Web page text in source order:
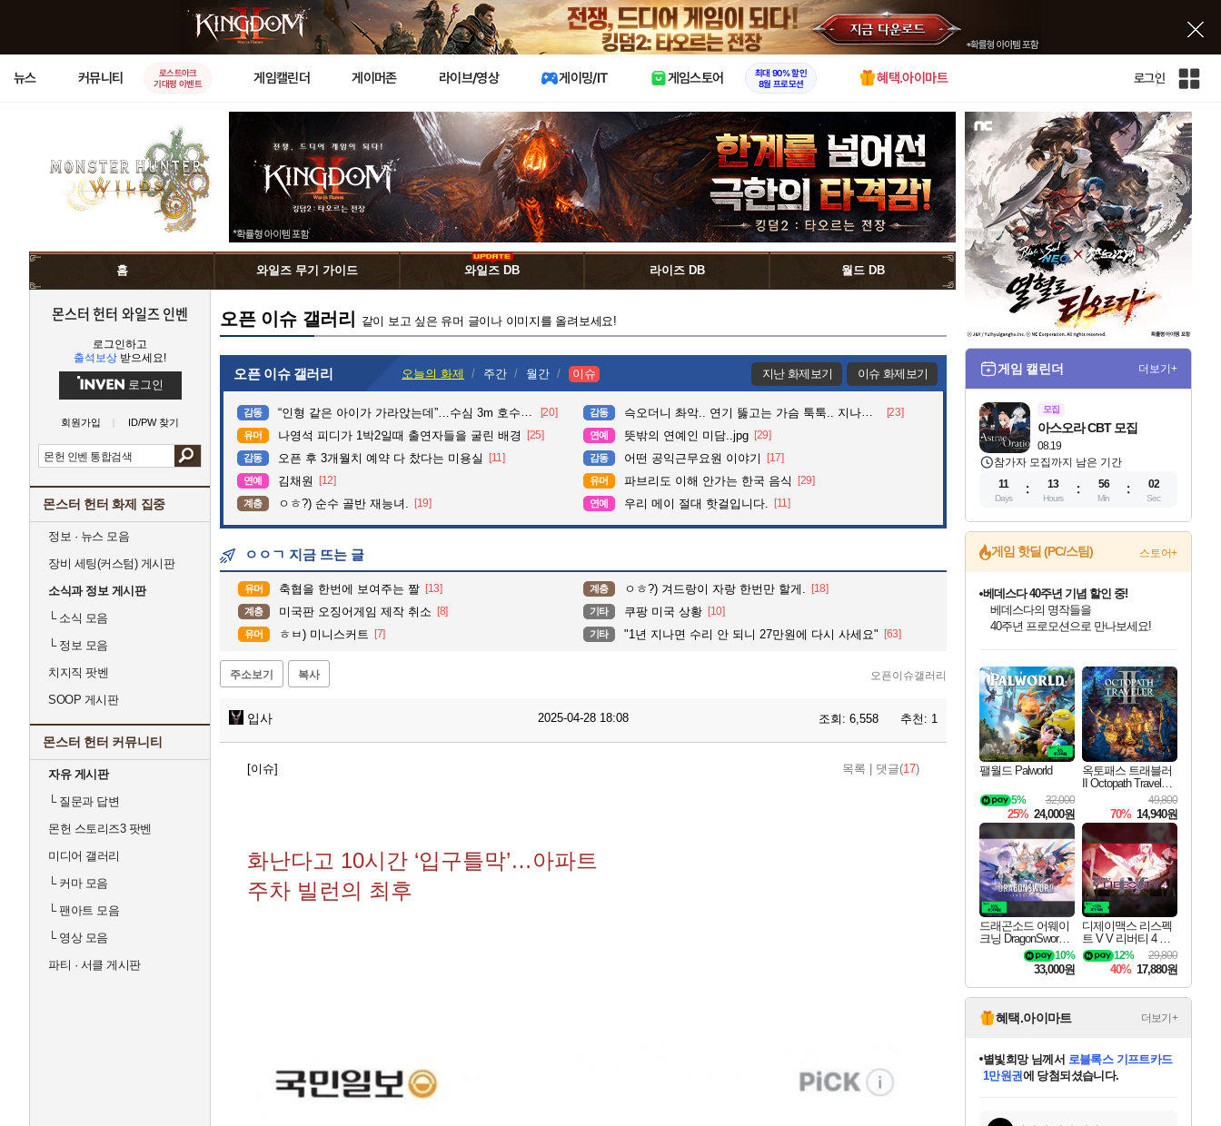
X
뉴스 커뮤니티
로스트아크
기대평 이벤트
게임캘린더 게이머존 라이브/영상 게이밍/IT 게임스토어
최대 90% 할인
8월 프로모션
혜택.아이마트 로그인
인
전
체
사
이
트
홈 와일즈 무기 가이드 와일즈 DB 라이즈 DB 월드 DB
몬스터 헌터 와일즈 인벤
로그인하고
출석보상 받으세요!
로그인
회원가입 ID/PW 찾기
몬스터 헌터 화제 집중
정보 · 뉴스 모음
장비 세팅(커스텀) 게시판
소식과 정보 게시판
└소식 모음
└정보 모음
치지직 팟벤
SOOP 게시판
몬스터 헌터 커뮤니티
자유 게시판
└질문과 답변
몬헌 스토리즈3 팟벤
미디어 갤러리
└커마 모음
└팬아트 모음
└영상 모음
파티 · 서클 게시판
오픈 이슈 갤러리 같이 보고 싶은 유머 글이나 이미지를 올려보세요!
오픈 이슈 갤러리 오늘의 화제 주간 월간 이슈 지난 화제보기 이슈 화제보기
감동 “인형 같은 아이가 가라앉는데”…수심 3m 호수 뛰어든 60대 의인 [20] 감동 슥오더니 촤악.. 연기 뚫고는 가슴 툭툭.. 지나가던 아재의 정체 [23]
유머 나영석 피디가 1박2일때 출연자들을 굴린 배경 [25] 연예 뜻밖의 연예인 미담..jpg [29]
감동 오픈 후 3개월치 예약 다 찼다는 미용실 [11] 감동 어떤 공익근무요원 이야기 [17]
연예 김채원 [12] 유머 파브리도 이해 안가는 한국 음식 [29]
계층 ㅇㅎ?) 순수 골반 재능녀. [19] 연예 우리 메이 절대 핫걸입니다. [11]
ㅇㅇㄱ 지금 뜨는 글
유머 축협을 한번에 보여주는 짤 [13] 계층 ㅇㅎ?) 겨드랑이 자랑 한번만 할게. [18]
계층 미국판 오징어게임 제작 취소 [8] 기타 쿠팡 미국 상황 [10]
유머 ㅎㅂ) 미니스커트 [7] 기타 "1년 지나면 수리 안 되니 27만원에 다시 사세요" [63]
주소보기 복사 오픈이슈갤러리
입사 2025-04-28 18:08 조회: 6,558 추천: 1
[이슈] 목록 댓글(17)
화난다고 10시간 ‘입구틀막’…아파트
주차 빌런의 최후
게임 캘린더 더보기+
모집
08.19
아스오라 CBT 모집
참가자 모집까지 남은 기간
11
Days
13
Hours
56
Min
00
Sec
게임 핫딜 (PC/스팀) 스토어+
최대 90% 할인가를 만나보세요!
네이버혜택과 함께 만나보세요!
50%할인&추가 적립까지!
네이버 포인트 혜택까지!
이니&베니 혜택까지!
네이버 혜택가와 함께 예약하세요!
할인&네이버혜택으로 만나보세요!
네이버페이 혜택과 만나보세요!
베데스다 40주년 기념 할인 중!
베데스다의 명작들을
40주년 프로모션으로 만나보세요!
할인가에 만나보세요!
일부 에디션 상시 할인!
혜택으로 예약 판매 중
편안하게 충전하세요
팰월드 Palworld
32,000
5%
25% 24,000원
옥토패스 트래블러
II Octopath Traveler I
49,800
70% 14,940원
드래곤소드 어웨이
크닝 DragonSword A
10%
33,000원
디제이맥스 리스펙
트 V V 리버티 4 팩
DJMAX RESPECT
V V Liberty 4 Pack D
29,800
12%
40% 17,880원
혜택.아이마트 더보기+
미오몬도님께서 엘든 링 밤의 통치자
디럭스 에디션 (스팀코드)에